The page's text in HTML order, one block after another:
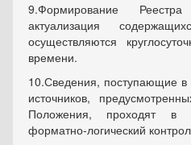
9.Формирование
актуализация
осуществляются
времени.
10.Сведения, поступающие в
источников,
Положения, проходят в
форматно-логический